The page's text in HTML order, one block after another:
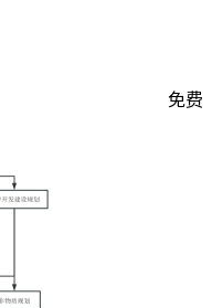
免费